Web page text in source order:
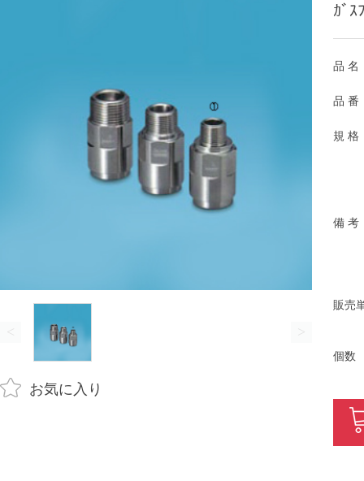
< >
お気に入り
ｶﾞｽ
品 名
品 番
規 格
備 考
販売
個数